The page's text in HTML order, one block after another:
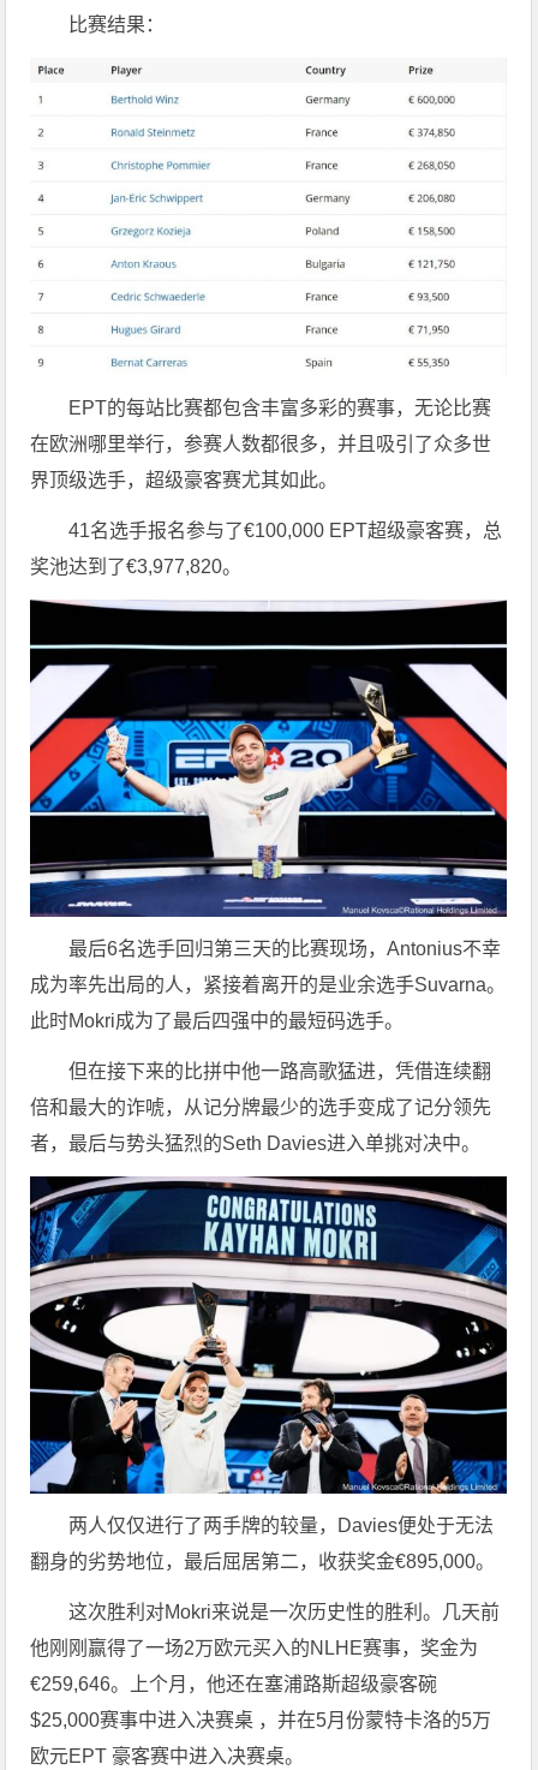
比赛结果：
EPT的每站比赛都包含丰富多彩的赛事，无论比赛
在欧洲哪里举行，参赛人数都很多，并且吸引了众多世
界顶级选手，超级豪客赛尤其如此。
41名选手报名参与了€100,000 EPT超级豪客赛，总
奖池达到了€3,977,820。
最后6名选手回归第三天的比赛现场，Antonius不幸
成为率先出局的人，紧接着离开的是业余选手Suvarna。
此时Mokri成为了最后四强中的最短码选手。
但在接下来的比拼中他一路高歌猛进，凭借连续翻
倍和最大的诈唬，从记分牌最少的选手变成了记分领先
者，最后与势头猛烈的Seth Davies进入单挑对决中。
两人仅仅进行了两手牌的较量，Davies便处于无法
翻身的劣势地位，最后屈居第二，收获奖金€895,000。
这次胜利对Mokri来说是一次历史性的胜利。几天前
他刚刚赢得了一场2万欧元买入的NLHE赛事，奖金为
€259,646。上个月，他还在塞浦路斯超级豪客碗
$25,000赛事中进入决赛桌 ，并在5月份蒙特卡洛的5万
欧元EPT 豪客赛中进入决赛桌。